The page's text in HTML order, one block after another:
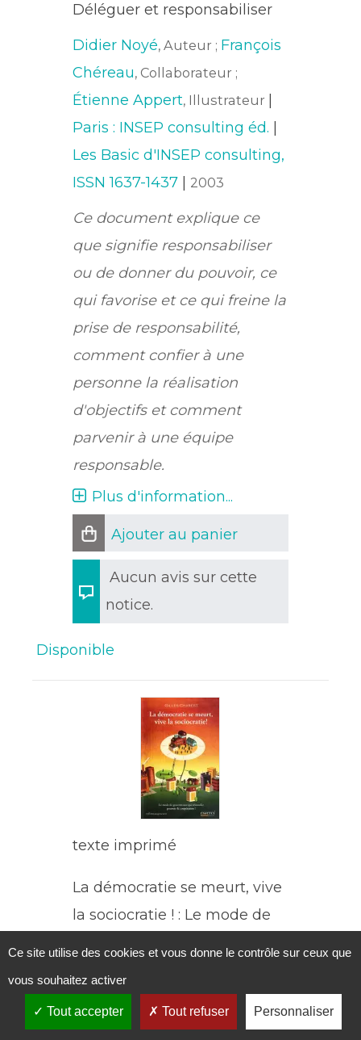
Déléguer et responsabiliser
Didier Noyé, Auteur ; François
Chéreau, Collaborateur ;
Étienne Appert, Illustrateur
Paris : INSEP consulting éd.
Les Basic d'INSEP consulting,
ISSN 1637-1437
2003
Ce document explique ce
que signifie responsabiliser
ou de donner du pouvoir, ce
qui favorise et ce qui freine la
prise de responsabilité,
comment confier à une
personne la réalisation
d'objectifs et comment
parvenir à une équipe
responsable.
Plus d'information...
Ajouter au panier
Aucun avis sur cette
notice.
Disponible
texte imprimé
La démocratie se meurt, vive
la sociocratie ! : Le mode de
Charest, Gilles, Auteur
Esserci Edizioni|2007
Ce site utilise des cookies et vous donne le contrôle sur ceux que
vous souhaitez activer
Tout accepter Tout refuser Personnaliser